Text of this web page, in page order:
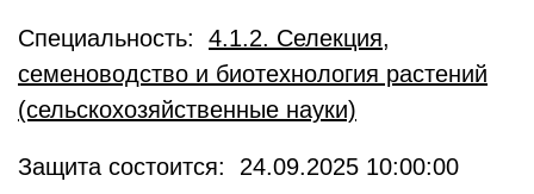
Специальность: 4.1.2. Селекция,
семеноводство и биотехнология растений
(сельскохозяйственные науки)
Защита состоится: 24.09.2025 10:00:00